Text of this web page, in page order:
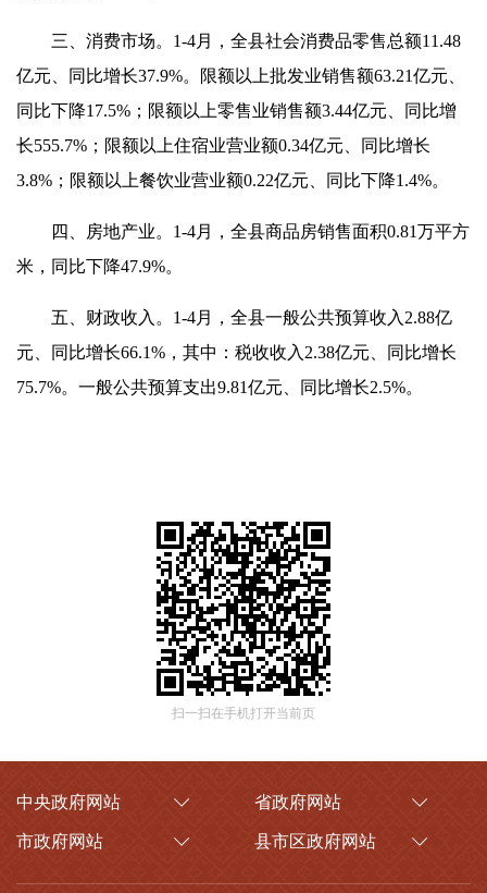
三、消费市场。1-4月，全县社会消费品零售总额11.48
亿元、同比增长37.9%。限额以上批发业销售额63.21亿元、
同比下降17.5%；限额以上零售业销售额3.44亿元、同比增
长555.7%；限额以上住宿业营业额0.34亿元、同比增长
3.8%；限额以上餐饮业营业额0.22亿元、同比下降1.4%。
四、房地产业。1-4月，全县商品房销售面积0.81万平方
米，同比下降47.9%。
五、财政收入。1-4月，全县一般公共预算收入2.88亿
元、同比增长66.1%，其中：税收收入2.38亿元、同比增长
75.7%。一般公共预算支出9.81亿元、同比增长2.5%。
扫一扫在手机打开当前页
中央政府网站 省政府网站
市政府网站 县市区政府网站